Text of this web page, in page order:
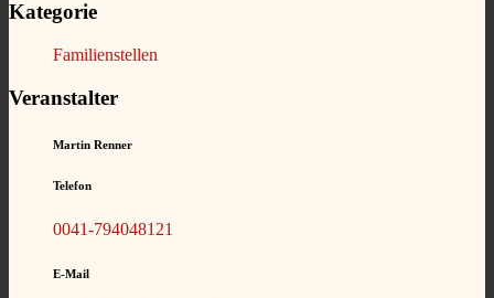
Kategorie
Familienstellen
Veranstalter
Martin Renner
Telefon
0041-794048121
E-Mail